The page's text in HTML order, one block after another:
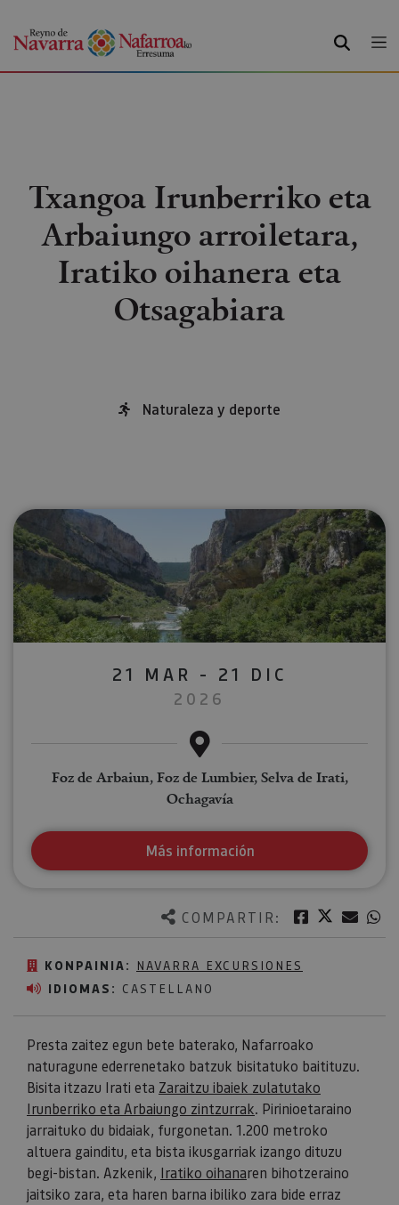
BILATU
Txangoa Irunberriko eta
Arbaiungo arroiletara,
Iratiko oihanera eta
Otsagabiara
Naturaleza y deporte
COMPARTIR: Facebook
Twitter
KONPAINIA: NAVARRA EXCURSIONES
IDIOMAS: CASTELLANO
Presta zaitez egun bete baterako, Nafarroako
naturagune ederrenetako batzuk bisitatuko baitituzu.
Bisita itzazu Irati eta Zaraitzu ibaiek zulatutako
Irunberriko eta Arbaiungo zintzurrak. Pirinioetaraino
jarraituko du bidaiak, furgonetan. 1.200 metroko
altuera gainditu, eta bista ikusgarriak izango dituzu
begi-bistan. Azkenik, Iratiko oihanaren bihotzeraino
jaitsiko zara, eta haren barna ibiliko zara bide erraz
21 MAR - 21 DIC
2026
Foz de Arbaiun, Foz de Lumbier, Selva de Irati,
Ochagavía
Más información